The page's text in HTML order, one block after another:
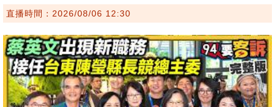
直播時間：2026/08/06 12:30